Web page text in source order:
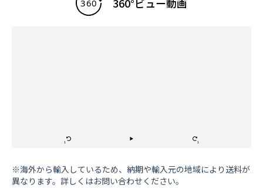
※海外から輸⼊しているため、納期や輸⼊元の地域により送料が
異なります。詳しくはお問い合わせください。